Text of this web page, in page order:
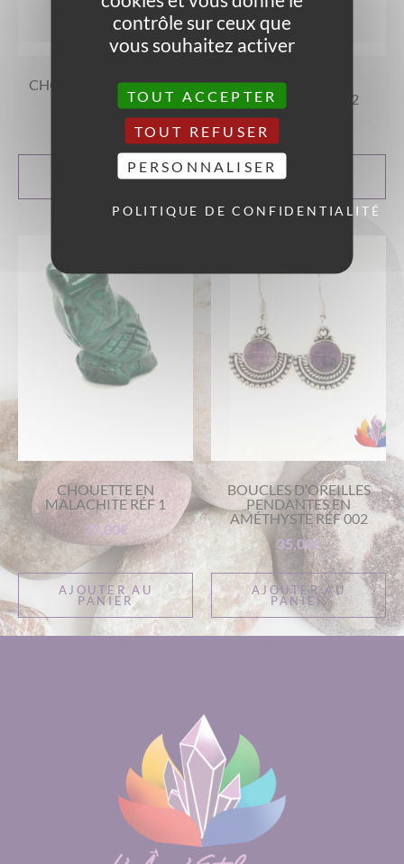
CHOUETTE EN OEIL DE
€
AJOUTER AU
PANIER
CHOUETTE EN
MALACHITE RÉF 2
43,00
AJOUTER AU
PANIER
CHOUETTE EN
MALACHITE RÉF 1
27,00€
AJOUTER AU
PANIER
BOUCLES D’OREILLES
PENDANTES EN
AMÉTHYSTE RÉF 002
35,00€
AJOUTER AU
PANIER
contrôle sur ceux que
vous souhaitez activer
TOUT ACCEPTER
TOUT REFUSER
PERSONNALISER
POLITIQUE DE CONFIDENTIALITÉ